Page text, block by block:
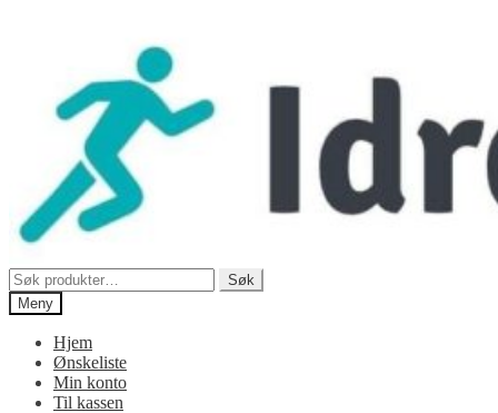
Søk
etter:
Søk
Meny
Hjem
Ønskeliste
Min konto
Til kassen